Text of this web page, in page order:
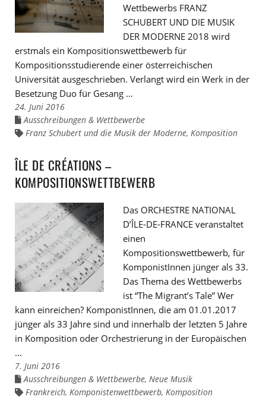
Wettbewerbs FRANZ
SCHUBERT UND DIE MUSIK
DER MODERNE 2018 wird
erstmals ein Kompositionswettbewerb für
Kompositionsstudierende einer österreichischen
Universität ausgeschrieben. Verlangt wird ein Werk in der
Besetzung Duo für Gesang …
24. Juni 2016
Links
den
Ausschreibungen & Wettbewerbe
Links
Franz Schubert und die Musik der Moderne, Komposition
ÎLE DE CRÉATIONS –
KOMPOSITIONSWETTBEWERB
Das ORCHESTRE NATIONAL
D’ÎLE-DE-FRANCE veranstaltet
einen
Kompositionswettbewerb, für
KomponistInnen jünger als 33.
Das Thema des Wettbewerbs
ist “The Migrant’s Tale” Wer
kann einreichen? KomponistInnen, die am 01.01.2017
jünger als 33 Jahre sind und innerhalb der letzten 5 Jahre
in Komposition oder Orchestrierung in der Europäischen
…
7. Juni 2016
Links
den
Ausschreibungen & Wettbewerbe, Neue Musik
Links
Frankreich, Komponistenwettbewerb, Komposition